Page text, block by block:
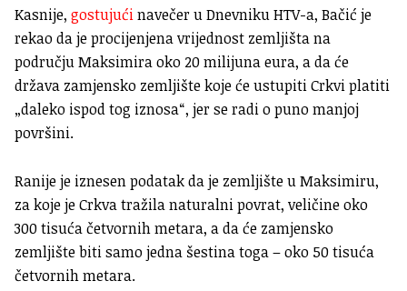
Kasnije, gostujućinavečer u Dnevniku HTV-a, Bačić je
rekao da je procijenjena vrijednost zemljišta na
području Maksimira oko 20 milijuna eura, a da će
država zamjensko zemljište koje će ustupiti Crkvi platiti
„daleko ispod tog iznosa“, jer se radi o puno manjoj
površini.
Ranije je iznesen podatak da je zemljište u Maksimiru,
za koje je Crkva tražila naturalni povrat, veličine oko
300 tisuća četvornih metara, a da će zamjensko
zemljište biti samo jedna šestina toga – oko 50 tisuća
četvornih metara.